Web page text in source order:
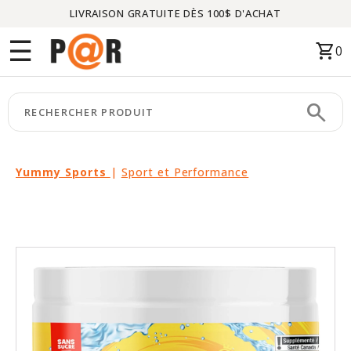
LIVRAISON GRATUITE DÈS 100$ D'ACHAT
☰ shopping_cart0
search
Yummy Sports | Sport et Performance
Menu
CATÉGORIES
keyboard_arrow_right
MARQUES
keyboard_arrow_right
VEDETTE
MOIS-
PARTENAIRES